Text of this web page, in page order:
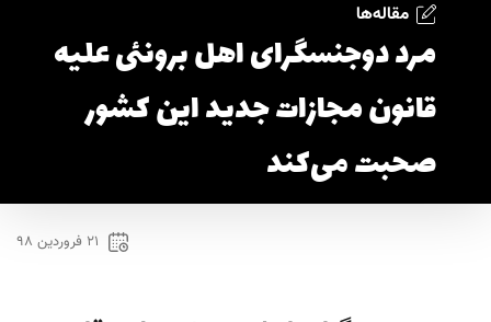
مقاله‌ها
مرد دوجنسگرای اهل برونئی علیه
قانون مجازات جدید این کشور
صحبت می‌کند